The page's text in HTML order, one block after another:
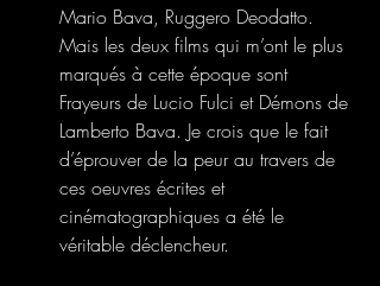
Mario Bava, Ruggero Deodatto.
Mais les deux films qui m’ont le plus
marqués à cette époque sont
Frayeurs de Lucio Fulci et Démons de
Lamberto Bava. Je crois que le fait
d’éprouver de la peur au travers de
ces oeuvres écrites et
cinématographiques a été le
véritable déclencheur.